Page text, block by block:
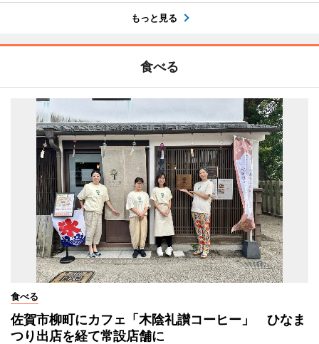
もっと見る
食べる
食べる
佐賀市柳町にカフェ「木陰礼讃コーヒー」 ひなま
つり出店を経て常設店舗に